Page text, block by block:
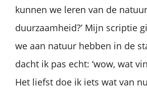
kunnen we leren van de
duurzaamheid?’ Mijn scriptie
we aan natuur hebben in de
dacht ik pas echt: ‘wow, wat
Het liefst doe ik iets wat van